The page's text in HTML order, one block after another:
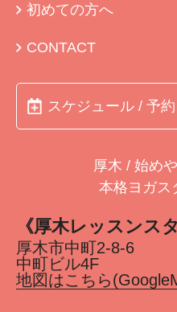
初めての方へ
CONTACT
スケジュール / 予約
厚木 / 始め
本格ヨガス
《厚木レッスンス
厚木市中町2-8-6
中町ビル4F
地図はこちら